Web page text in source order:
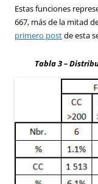
Estas funciones
667, más de la mitad
primero postde esta
Tabla 3 –